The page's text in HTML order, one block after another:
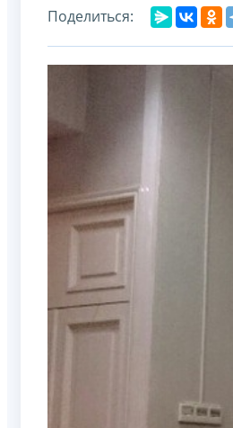
Поделиться: